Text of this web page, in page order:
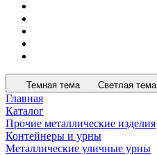
Темная тема Светлая тема
Главная
Каталог
Прочие металлические изделия
Контейнеры и урны
Металлические уличные урны